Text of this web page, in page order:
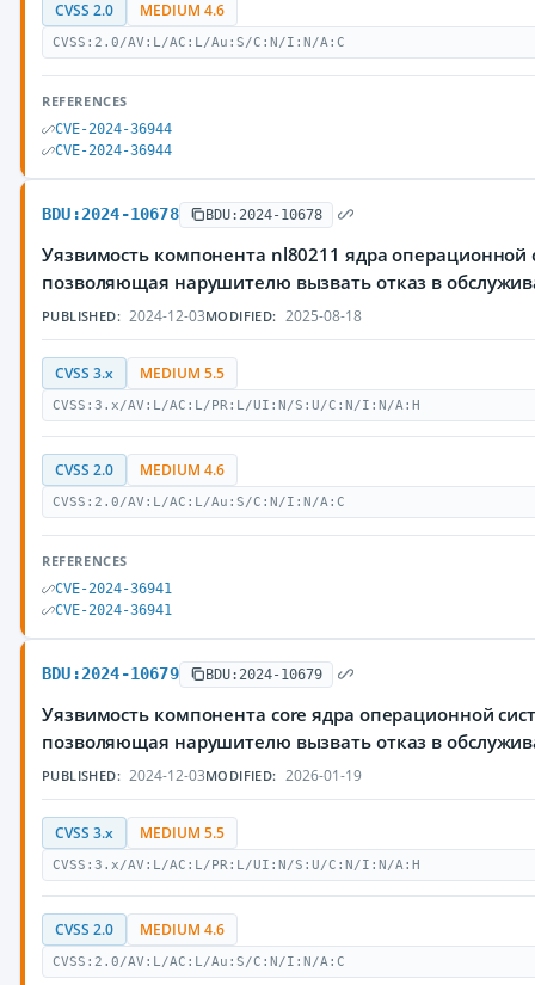
CVSS 2.0 MEDIUM 4.6
CVSS:2.0/AV:L/AC:L/Au:S/C:N/I:N/A:C
REFERENCES
CVE-2024-36944
CVE-2024-36944
BDU:2024-10678 BDU:2024-10678
Уязвимость компонента nl80211 ядра операционной
позволяющая нарушителю вызвать отказ в
PUBLISHED: 2024-12-03MODIFIED: 2025-08-18
CVSS 3.x MEDIUM 5.5
CVSS:3.x/AV:L/AC:L/PR:L/UI:N/S:U/C:N/I:N/A:H
CVSS 2.0 MEDIUM 4.6
CVSS:2.0/AV:L/AC:L/Au:S/C:N/I:N/A:C
REFERENCES
CVE-2024-36941
CVE-2024-36941
BDU:2024-10679 BDU:2024-10679
Уязвимость компонента core ядра операционной
позволяющая нарушителю вызвать отказ в
PUBLISHED: 2024-12-03MODIFIED: 2026-01-19
CVSS 3.x MEDIUM 5.5
CVSS:3.x/AV:L/AC:L/PR:L/UI:N/S:U/C:N/I:N/A:H
CVSS 2.0 MEDIUM 4.6
CVSS:2.0/AV:L/AC:L/Au:S/C:N/I:N/A:C